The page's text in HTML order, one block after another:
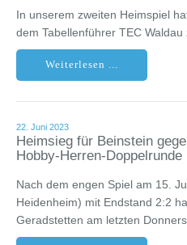
In unserem zweiten Heimspiel
dem Tabellenführer TEC Waldau
Weiterlesen ...
22. Juni 2023
Heimsieg für Beinstein
Hobby-Herren-Doppelrunde
Nach dem engen Spiel am 15.
Heidenheim) mit Endstand 2:2
Geradstetten am letzten